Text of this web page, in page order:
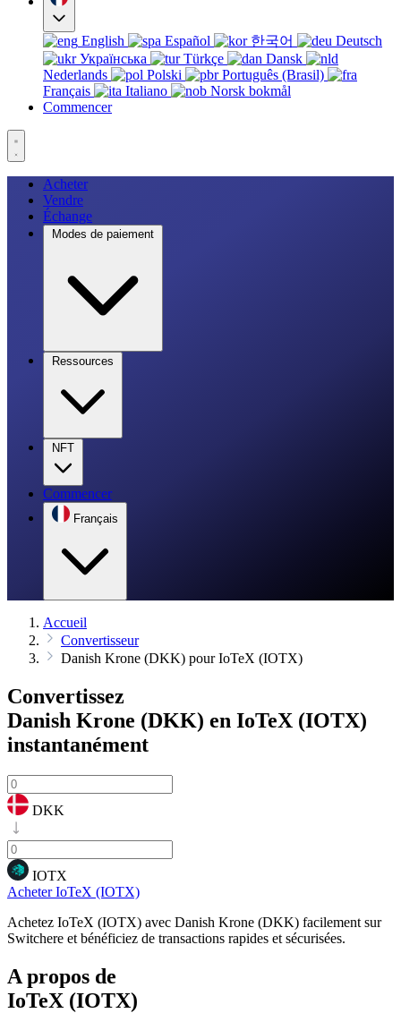
English Español 한국어
Deutsch
Українська
Türkçe
Dansk
Nederlands
Polski
Português (Brasil)
Français
Italiano
Norsk bokmål
Commencer
Acheter
Vendre
Échange
Modes de paiement
Ressources
NFT
Commencer
Français
Accueil
Convertisseur
Danish Krone (DKK) pour IoTeX (IOTX)
Convertissez
Danish Krone (DKK) en IoTeX (IOTX)
instantanément
DKK
IOTX
Acheter IoTeX (IOTX)
Achetez IoTeX (IOTX) avec Danish Krone (DKK) facilement sur
Switchere et bénéficiez de transactions rapides et sécurisées.
A propos de
IoTeX (IOTX)